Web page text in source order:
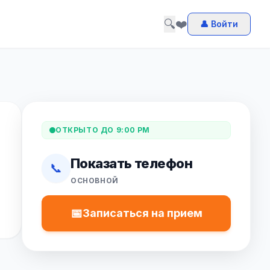
🔍❤️ 👤 Войти
ОТКРЫТО ДО 9:00 PM
📞 Показать телефон
ОСНОВНОЙ
📅Записаться на прием